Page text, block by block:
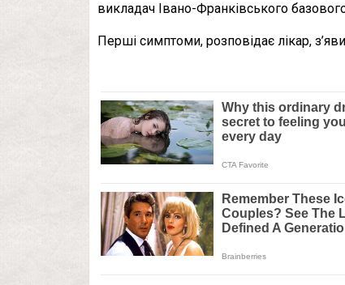
викладач Івано-Франківського
Перші симптоми, розповідає лікар,